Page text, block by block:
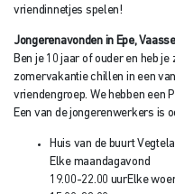
vriendinnetjes spelen!
Jongerenavonden in Epe,
Ben je 10 jaar of ouder en heb
zomervakantie chillen in een
vriendengroep. We hebben een
Een van de jongerenwerkers is
Huis van de buurt
Elke maandagavond
19.00-22.00 uurElke